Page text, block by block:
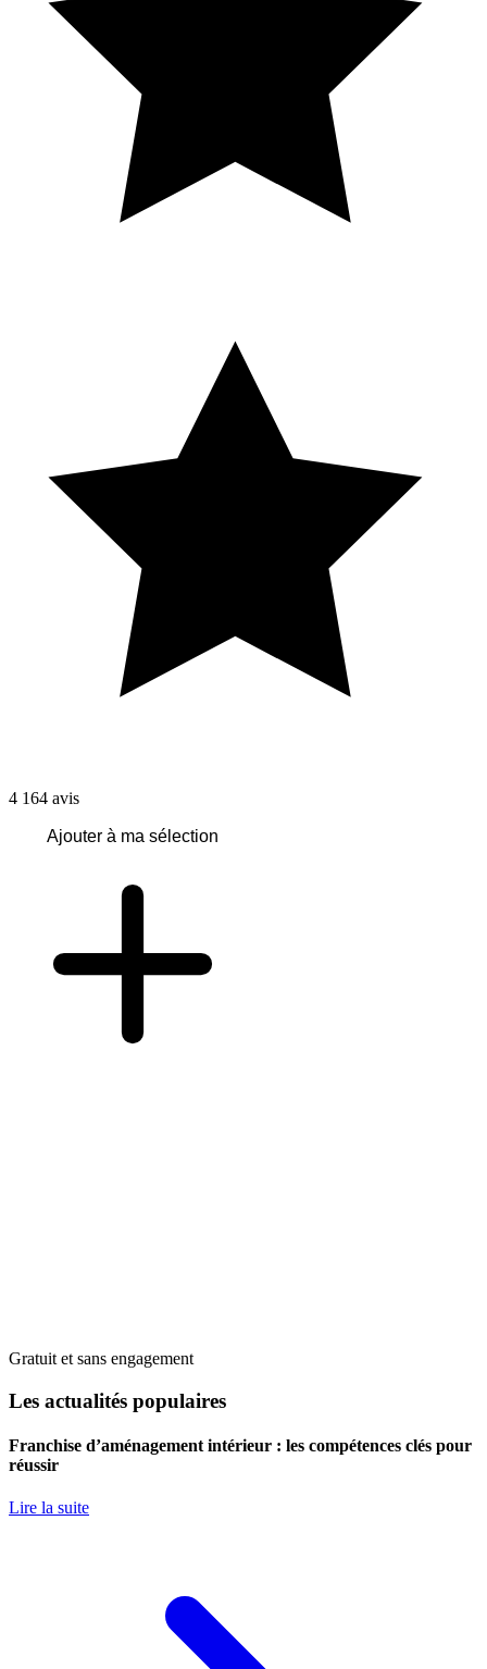
4 164 avis
Ajouter à ma sélection
Gratuit et sans engagement
Les actualités populaires
Franchise d’aménagement intérieur : les compétences clés pour
réussir
Lire la suite